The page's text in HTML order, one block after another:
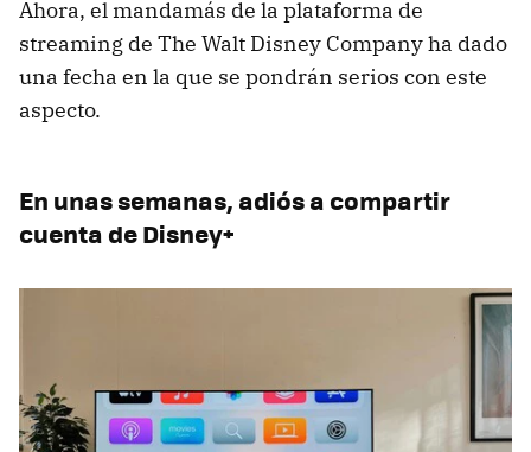
Ahora, el mandamás de la plataforma de
streaming de The Walt Disney Company ha dado
una fecha en la que se pondrán serios con este
aspecto.
En unas semanas, adiós a compartir
cuenta de Disney+